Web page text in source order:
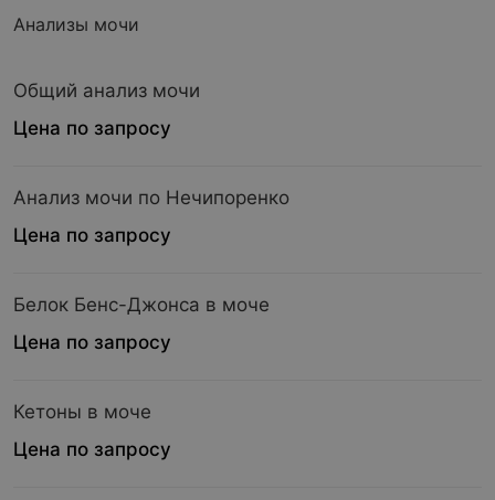
Анализы мочи
Общий анализ мочи
Цена по запросу
Анализ мочи по Нечипоренко
Цена по запросу
Белок Бенс-Джонса в моче
Цена по запросу
Кетоны в моче
Цена по запросу